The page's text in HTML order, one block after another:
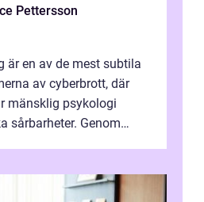
Pettersson
är en av de mest subtila
av cyberbrott, där
mänsklig psykologi
sårbarheter. Genom